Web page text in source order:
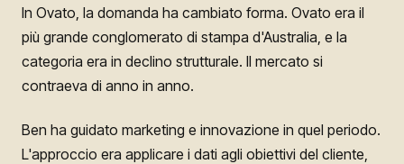
In Ovato, la domanda ha cambiato forma. Ovato era il
più grande conglomerato di stampa d'Australia, e la
categoria era in declino strutturale. Il mercato si
contraeva di anno in anno.
Ben ha guidato marketing e innovazione in quel periodo.
L'approccio era applicare i dati agli obiettivi del cliente,